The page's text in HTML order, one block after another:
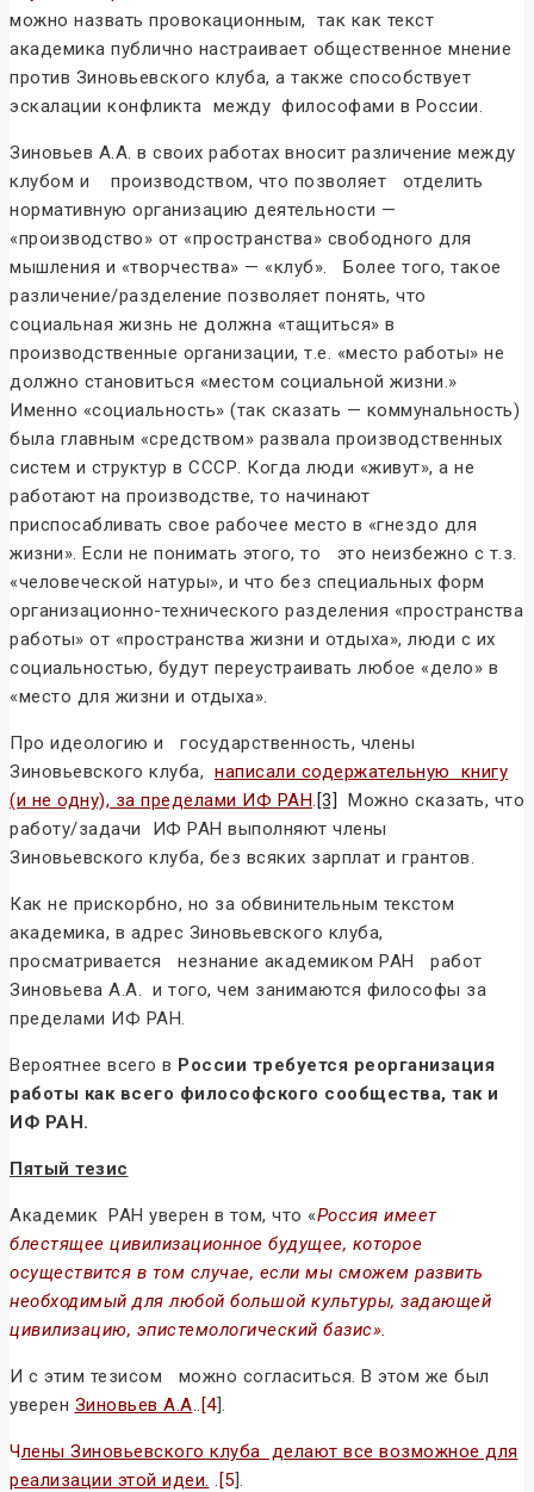
можно назвать провокационным, так как текст
академика публично настраивает общественное мнение
против Зиновьевского клуба, а также способствует
эскалации конфликта между философами в России.
Зиновьев А.А. в своих работах вносит различение между
клубом и производством, что позволяет отделить
нормативную организацию деятельности —
«производство» от «пространства» свободного для
мышления и «творчества» — «клуб». Более того, такое
различение/разделение позволяет понять, что
социальная жизнь не должна «тащиться» в
производственные организации, т.е. «место работы» не
должно становиться «местом социальной жизни.»
Именно «социальность» (так сказать — коммунальность)
была главным «средством» развала производственных
систем и структур в СССР. Когда люди «живут», а не
работают на производстве, то начинают
приспосабливать свое рабочее место в «гнездо для
жизни». Если не понимать этого, то это неизбежно с т.з.
«человеческой натуры», и что без специальных форм
организационно-технического разделения «пространства
работы» от «пространства жизни и отдыха», люди с их
социальностью, будут переустраивать любое «дело» в
«место для жизни и отдыха».
Про идеологию и государственность, члены
Зиновьевского клуба, написали содержательную книгу
(и не одну), за пределами ИФ РАН. [3]
Можно сказать, что
работу/задачи ИФ РАН выполняют члены
Зиновьевского клуба, без всяких зарплат и грантов.
Как не прискорбно, но за обвинительным текстом
академика, в адрес Зиновьевского клуба,
просматривается незнание академиком РАН работ
Зиновьева А.А. и того, чем занимаются философы за
пределами ИФ РАН.
Вероятнее всего в России требуется реорганизация
работы как всего философского сообщества, так и
ИФ РАН.
Пятый тезис
Академик РАН уверен в том, что «Россия имеет
блестящее цивилизационное будущее, которое
осуществится в том случае, если мы сможем развить
необходимый для любой большой культуры, задающей
цивилизацию, эпистемологический базис».
И с этим тезисом можно согласиться. В этом же был
уверен Зиновьев А.А.. [4].
Члены Зиновьевского клуба делают все возможное для
реализации этой идеи. . [5].